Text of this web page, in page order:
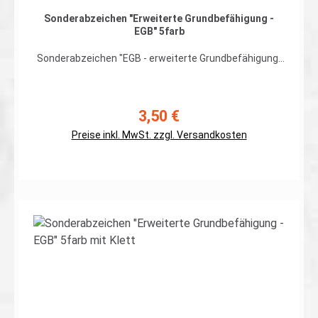
Sonderabzeichen "Erweiterte Grundbefähigung -
EGB" 5farb
Sonderabzeichen "EGB - erweiterte Grundbefähigung"
auf 5farb Flecktarn, Rand umnäht Abmessungen: ca.
Klett auf der Rückseite
Regulärer Preis:
3,50 €
Preise inkl. MwSt. zzgl. Versandkosten
In den Warenkorb